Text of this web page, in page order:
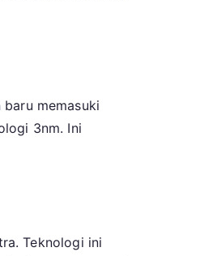
memasuki
3nm. Ini
Teknologi ini